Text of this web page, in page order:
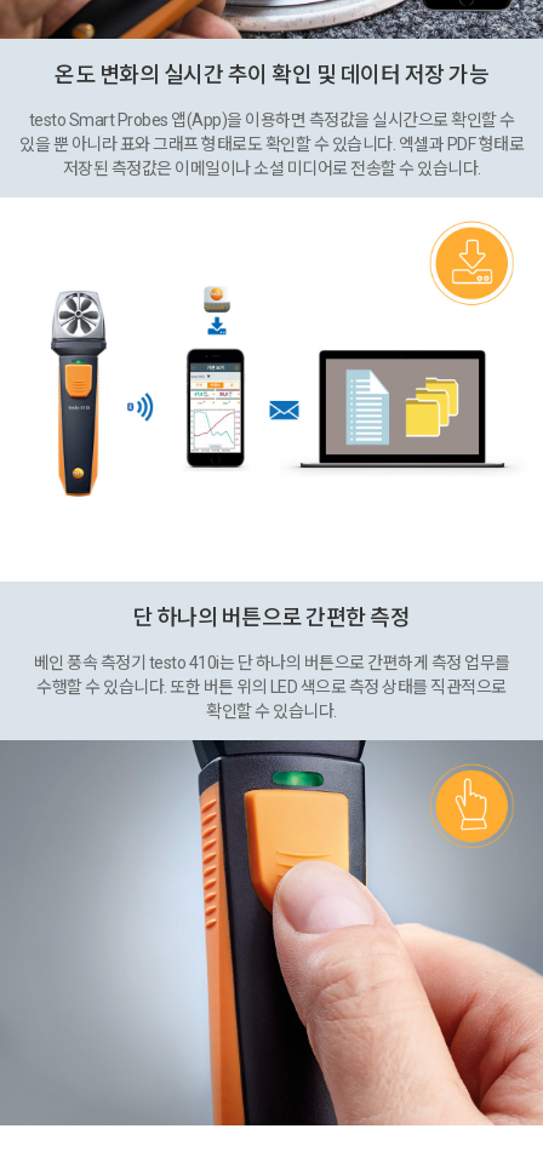
온도 변화의 실시간 추이 확인 및 데이터 저장 가능
testo Smart Probes 앱(App)을 이용하면 측정값을 실시간으로 확인할 수
있을 뿐 아니라 표와 그래프 형태로도 확인할 수 있습니다. 엑셀과 PDF 형태로
저장된 측정값은 이메일이나 소셜 미디어로 전송할 수 있습니다.
단 하나의 버튼으로 간편한 측정
베인 풍속 측정기 testo 410i는 단 하나의 버튼으로 간편하게 측정 업무를
수행할 수 있습니다. 또한 버튼 위의 LED 색으로 측정 상태를 직관적으로
확인할 수 있습니다.